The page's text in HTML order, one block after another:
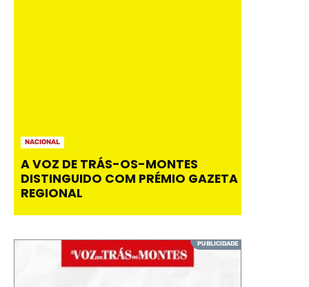
NACIONAL
A VOZ DE TRÁS-OS-MONTES
DISTINGUIDO COM PRÉMIO GAZETA
REGIONAL